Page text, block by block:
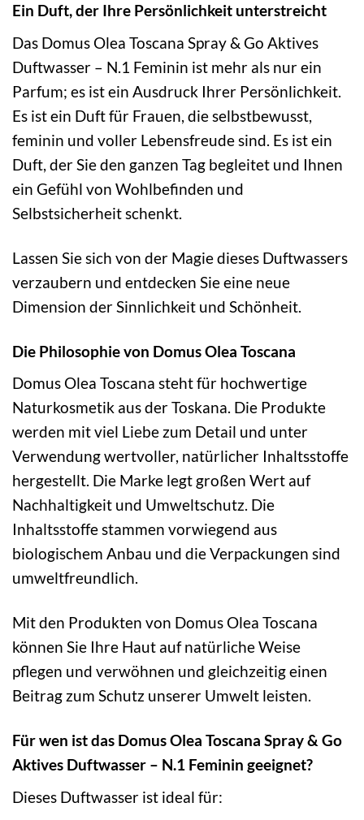
Ein Duft, der Ihre Persönlichkeit unterstreicht
Das Domus Olea Toscana Spray & Go Aktives
Duftwasser – N.1 Feminin ist mehr als nur ein
Parfum; es ist ein Ausdruck Ihrer Persönlichkeit.
Es ist ein Duft für Frauen, die selbstbewusst,
feminin und voller Lebensfreude sind. Es ist ein
Duft, der Sie den ganzen Tag begleitet und Ihnen
ein Gefühl von Wohlbefinden und
Selbstsicherheit schenkt.
Lassen Sie sich von der Magie dieses Duftwassers
verzaubern und entdecken Sie eine neue
Dimension der Sinnlichkeit und Schönheit.
Die Philosophie von Domus Olea Toscana
Domus Olea Toscana steht für hochwertige
Naturkosmetik aus der Toskana. Die Produkte
werden mit viel Liebe zum Detail und unter
Verwendung wertvoller, natürlicher Inhaltsstoffe
hergestellt. Die Marke legt großen Wert auf
Nachhaltigkeit und Umweltschutz. Die
Inhaltsstoffe stammen vorwiegend aus
biologischem Anbau und die Verpackungen sind
umweltfreundlich.
Mit den Produkten von Domus Olea Toscana
können Sie Ihre Haut auf natürliche Weise
pflegen und verwöhnen und gleichzeitig einen
Beitrag zum Schutz unserer Umwelt leisten.
Für wen ist das Domus Olea Toscana Spray & Go
Aktives Duftwasser – N.1 Feminin geeignet?
Dieses Duftwasser ist ideal für: